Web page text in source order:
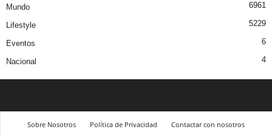
Mundo 6961
Lifestyle 5229
Eventos 6
Nacional 4
Sobre Nosotros Política de Privacidad Contactar con nosotros